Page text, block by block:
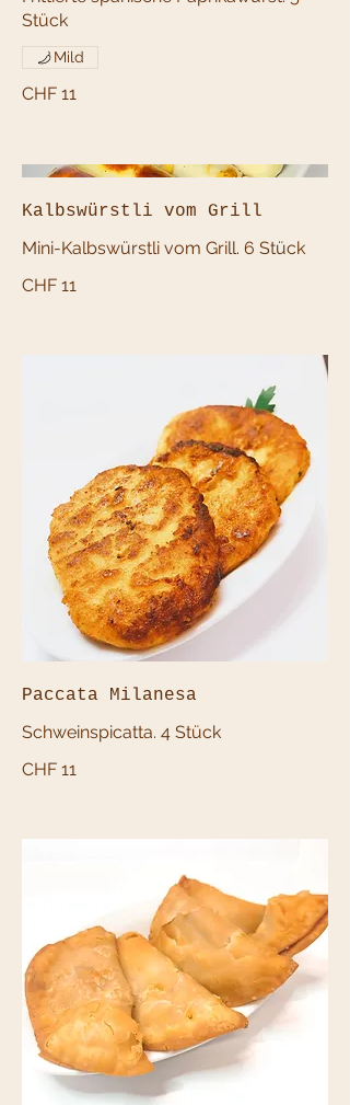
Stück
CHF 11
Mild
Kalbswürstli vom Grill
Mini-Kalbswürstli vom Grill. 6 Stück
CHF 11
Paccata Milanesa
Schweinspicatta. 4 Stück
CHF 11